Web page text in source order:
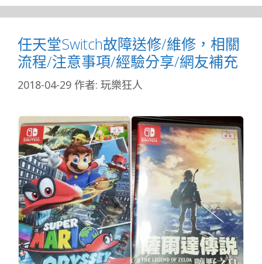
任天堂Switch故障送修/維修，相關
流程/注意事項/經驗分享/網友補充
2018-04-29 作者: 玩樂狂人